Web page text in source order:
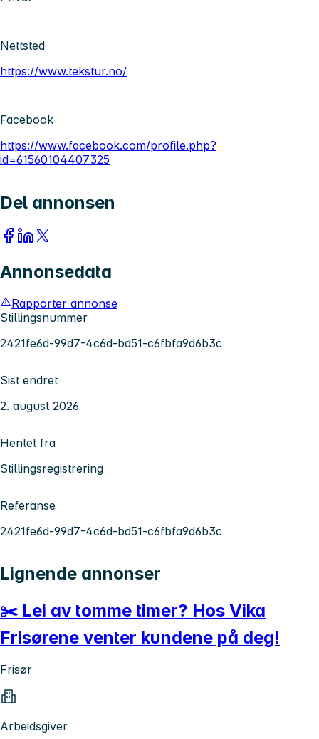
Nettsted
https://www.tekstur.no/
Facebook
https://www.facebook.com/profile.php?
id=61560104407325
Del annonsen
Annonsedata
Rapporter annonse
Stillingsnummer
2421fe6d-99d7-4c6d-bd51-c6fbfa9d6b3c
Sist endret
2. august 2026
Hentet fra
Stillingsregistrering
Referanse
2421fe6d-99d7-4c6d-bd51-c6fbfa9d6b3c
Lignende annonser
✂️ Lei av tomme timer? Hos Vika
Frisørene venter kundene på deg!
Frisør
Arbeidsgiver